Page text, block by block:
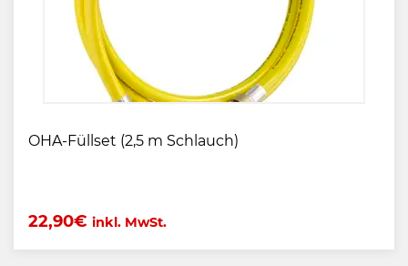
OHA-Füllset (2,5 m Schlauch)
22,90€ inkl. MwSt.